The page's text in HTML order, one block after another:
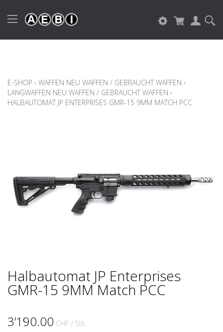
E-SHOP › WAFFEN NEU WAFFEN / GEBRAUCHT WAFFEN ›
LANGWAFFEN NEU WAFFEN / GEBRAUCHT WAFFEN ›
HALBAUTOMAT JP ENTERPRISES GMR-15 9MM MATCH PCC
Halbautomat JP Enterprises
GMR-15 9MM Match PCC
3’190.00 CHF / Stk.